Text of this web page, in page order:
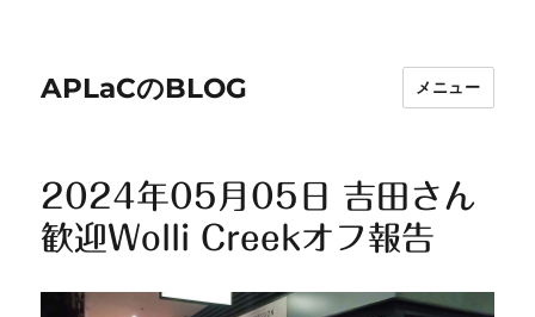
APLaCのBLOG メニュー
2024年05月05日 吉田さん
歓迎Wolli Creekオフ報告